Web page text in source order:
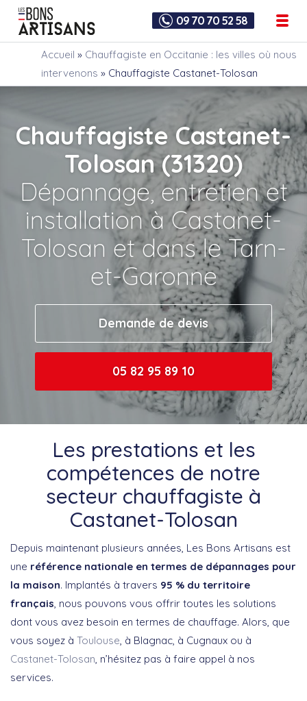
09 70 70 52 58
Accueil » Chauffagiste en Occitanie : les villes où nous
intervenons » Chauffagiste Castanet-Tolosan
Chauffagiste Castanet-
Tolosan (31320)
Dépannage, entretien et
installation à Castanet-
Tolosan et dans le Tarn-
et-Garonne
Demande de devis
05 82 95 89 10
Les prestations et les
compétences de notre
secteur chauffagiste à
Castanet-Tolosan
Depuis maintenant plusieurs années, Les Bons Artisans est
une référence nationale en termes de dépannages pour
la maison. Implantés à travers 95 % du territoire
français , nous pouvons vous offrir toutes les solutions
dont vous avez besoin en termes de chauffage. Alors, que
vous soyez à Toulouse , à Blagnac, à Cugnaux ou à
Castanet-Tolosan , n’hésitez pas à faire appel à nos
services.